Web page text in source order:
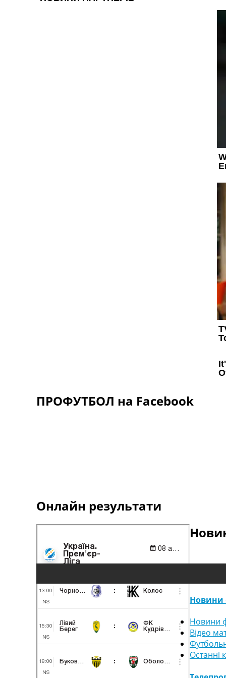
ПРОФУТБОЛ на Facebook
Онлайн результати
Новини
Новини
Відео
Останні